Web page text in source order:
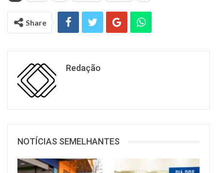
Share
Redação
NOTÍCIAS SEMELHANTES